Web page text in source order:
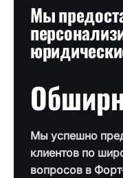
Мы
Мы успешно
клиентов по
вопросов в